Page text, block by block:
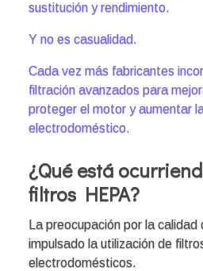
sustitución y rendimiento.
Y no es casualidad.
Cada vez más fabricantes
filtración avanzados para
proteger el motor y aumentar
electrodoméstico.
¿Qué está
filtros HEPA?
La preocupación por la calidad
impulsado la utilización de
electrodomésticos.